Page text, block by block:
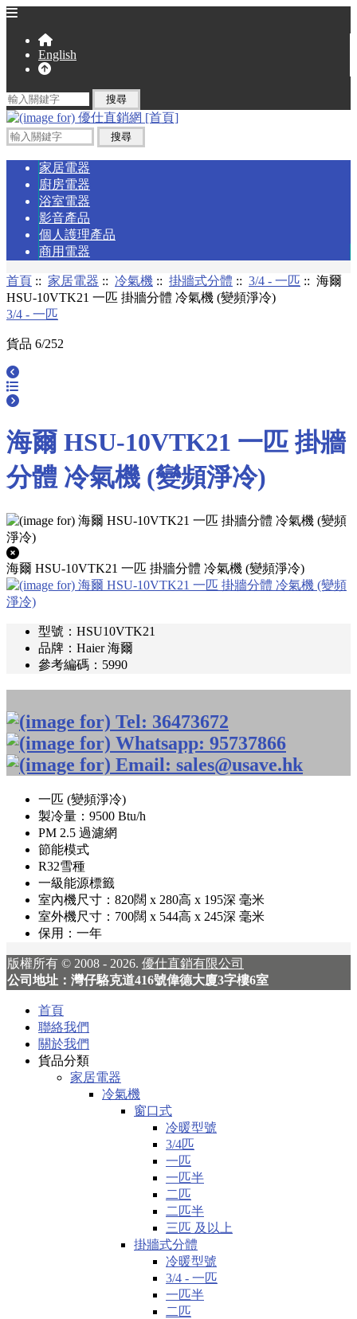
English
家居電器
廚房電器
浴室電器
影音產品
個人護理產品
商用電器
首頁 :: 家居電器 :: 冷氣機 :: 掛牆式分體 :: 3/4 - 一匹 :: 海爾
HSU-10VTK21 一匹 掛牆分體 冷氣機 (變頻淨冷)
3/4 - 一匹
貨品 6/252
海爾 HSU-10VTK21 一匹 掛牆
分體 冷氣機 (變頻淨冷)
海爾 HSU-10VTK21 一匹 掛牆分體 冷氣機 (變頻淨冷)
型號：HSU10VTK21
品牌：Haier 海爾
參考編碼：5990
一匹 (變頻淨冷)
製冷量：9500 Btu/h
PM 2.5 過濾網
節能模式
R32雪種
一級能源標籤
室內機尺寸：820闊 x 280高 x 195深 毫米
室外機尺寸：700闊 x 544高 x 245深 毫米
保用：一年
版權所有 © 2008 - 2026. 優仕直銷有限公司
公司地址：灣仔駱克道416號偉德大廈3字樓6室
首頁
聯絡我們
關於我們
貨品分類
家居電器
冷氣機
窗口式
冷暖型號
3/4匹
一匹
一匹半
二匹
二匹半
三匹 及以上
掛牆式分體
冷暖型號
3/4 - 一匹
一匹半
二匹